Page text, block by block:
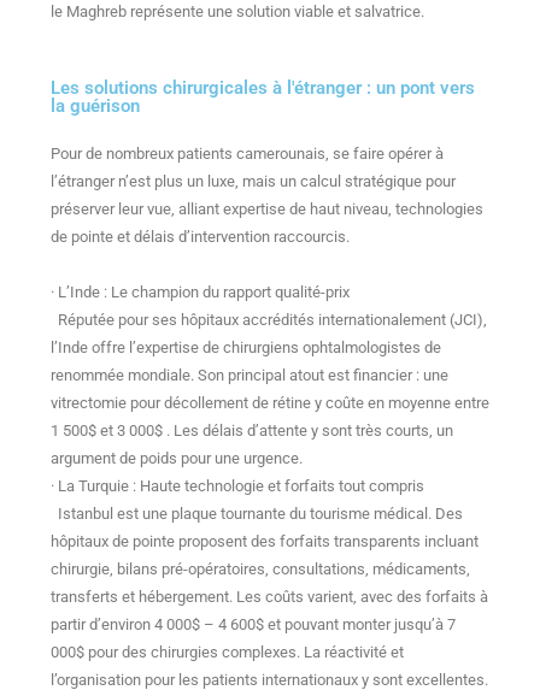
le Maghreb représente une solution viable et salvatrice.
Les solutions chirurgicales à l'étranger : un pont vers
la guérison
Pour de nombreux patients camerounais, se faire opérer à
l’étranger n’est plus un luxe, mais un calcul stratégique pour
préserver leur vue, alliant expertise de haut niveau, technologies
de pointe et délais d’intervention raccourcis.
· L’Inde : Le champion du rapport qualité-prix
Réputée pour ses hôpitaux accrédités internationalement (JCI),
l’Inde offre l’expertise de chirurgiens ophtalmologistes de
renommée mondiale. Son principal atout est financier : une
vitrectomie pour décollement de rétine y coûte en moyenne entre
1 500$ et 3 000$ . Les délais d’attente y sont très courts, un
argument de poids pour une urgence.
· La Turquie : Haute technologie et forfaits tout compris
Istanbul est une plaque tournante du tourisme médical. Des
hôpitaux de pointe proposent des forfaits transparents incluant
chirurgie, bilans pré-opératoires, consultations, médicaments,
transferts et hébergement. Les coûts varient, avec des forfaits à
partir d’environ 4 000$ – 4 600$ et pouvant monter jusqu’à 7
000$ pour des chirurgies complexes. La réactivité et
l’organisation pour les patients internationaux y sont excellentes.